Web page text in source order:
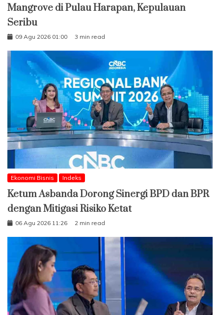
Mangrove di Pulau Harapan, Kepulauan
Seribu
09 Agu 2026 01:00 3 min read
Ekonomi Bisnis Indeks
Ketum Asbanda Dorong Sinergi BPD dan BPR
dengan Mitigasi Risiko Ketat
06 Agu 2026 11:26 2 min read